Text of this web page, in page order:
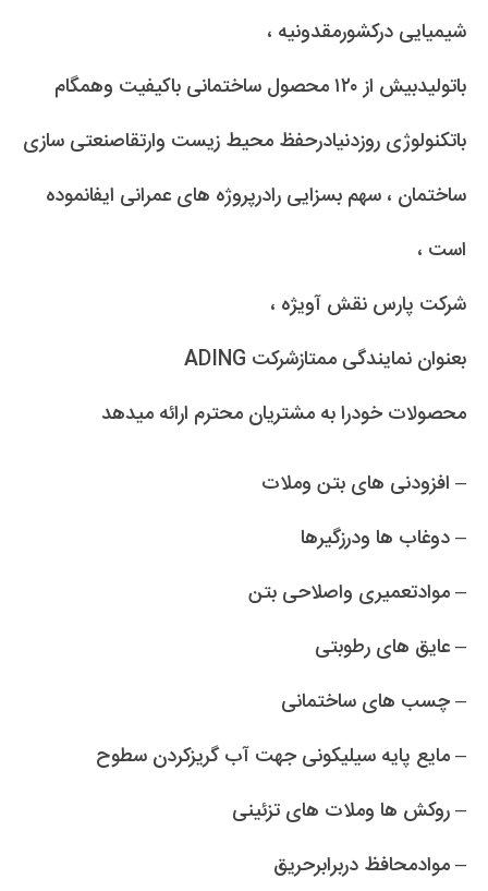
شیمیایی درکشورمقدونیه ،
باتولیدبیش از ۱۲۰ محصول ساختمانی باکیفیت وهمگام
باتکنولوژی روزدنیادرحفظ محیط زیست وارتقاصنعتی سازی
ساختمان ، سهم بسزایی رادرپروژه های عمرانی ایفانموده
است ،
شرکت پارس نقش آویژه ،
بعنوان نمایندگی ممتازشرکت ADING
محصولات خودرا به مشتریان محترم ارائه میدهد
– افزودنی های بتن وملات
– دوغاب ها ودرزگیرها
– موادتعمیری واصلاحی بتن
– عایق های رطوبتی
– چسب های ساختمانی
– مایع پایه سیلیکونی جهت آب گریزکردن سطوح
– روکش ها وملات های تزئینی
– موادمحافظ دربرابرحریق